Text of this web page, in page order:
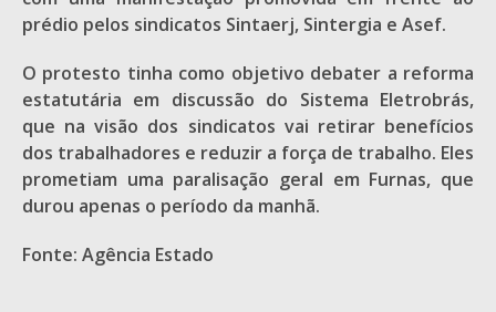
prédio pelos sindicatos Sintaerj, Sintergia e Asef.
O protesto tinha como objetivo debater a reforma
estatutária em discussão do Sistema Eletrobrás,
que na visão dos sindicatos vai retirar benefícios
dos trabalhadores e reduzir a força de trabalho. Eles
prometiam uma paralisação geral em Furnas, que
durou apenas o período da manhã.
Fonte: Agência Estado